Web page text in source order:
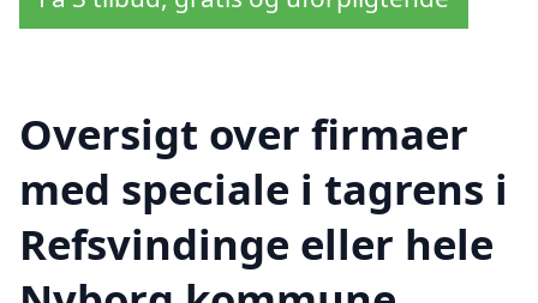
Oversigt over firmaer
med speciale i tagrens i
Refsvindinge eller hele